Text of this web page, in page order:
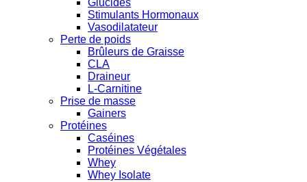
Glucides
Stimulants Hormonaux
Vasodilatateur
Perte de poids
Brûleurs de Graisse
CLA
Draineur
L-Carnitine
Prise de masse
Gainers
Protéines
Caséines
Protéines Végétales
Whey
Whey Isolate